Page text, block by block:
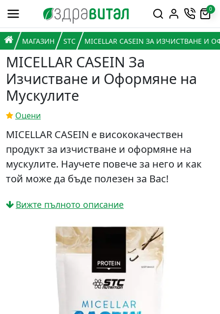
Премини към съдържанието
Горна навигация
0
Главна навигация
НАЧАЛО
МАГАЗИН STC MICELLAR CASEIN ЗА ИЗЧИСТВАНЕ
MICELLAR CASEIN За
Изчистване и Оформяне на
Мускулите
Оцени
MICELLAR CASEIN е висококачествен
продукт за изчистване и оформяне на
мускулите. Научете повече за него и как
той може да бъде полезен за Вас!
Вижте пълното описание